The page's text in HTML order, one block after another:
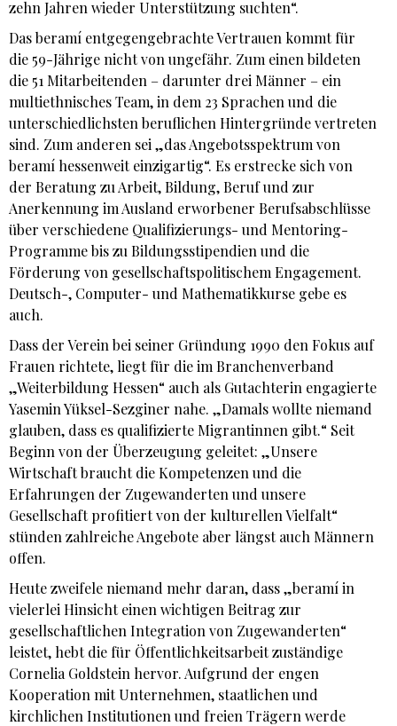
zehn Jahren wieder Unterstützung suchten“.
Das beramí entgegengebrachte Vertrauen kommt für
die 59-Jährige nicht von ungefähr. Zum einen bildeten
die 51 Mitarbeitenden – darunter drei Männer – ein
multiethnisches Team, in dem 23 Sprachen und die
unterschiedlichsten beruflichen Hintergründe vertreten
sind. Zum anderen sei „das Angebotsspektrum von
beramí hessenweit einzigartig“. Es erstrecke sich von
der Beratung zu Arbeit, Bildung, Beruf und zur
Anerkennung im Ausland erworbener Berufsabschlüsse
über verschiedene Qualifizierungs- und Mentoring-
Programme bis zu Bildungsstipendien und die
Förderung von gesellschaftspolitischem Engagement.
Deutsch-, Computer- und Mathematikkurse gebe es
auch.
Dass der Verein bei seiner Gründung 1990 den Fokus auf
Frauen richtete, liegt für die im Branchenverband
„Weiterbildung Hessen“ auch als Gutachterin engagierte
Yasemin Yüksel-Sezginer nahe. „Damals wollte niemand
glauben, dass es qualifizierte Migrantinnen gibt.“ Seit
Beginn von der Überzeugung geleitet: „Unsere
Wirtschaft braucht die Kompetenzen und die
Erfahrungen der Zugewanderten und unsere
Gesellschaft profitiert von der kulturellen Vielfalt“
stünden zahlreiche Angebote aber längst auch Männern
offen.
Heute zweifele niemand mehr daran, dass „beramí in
vielerlei Hinsicht einen wichtigen Beitrag zur
gesellschaftlichen Integration von Zugewanderten“
leistet, hebt die für Öffentlichkeitsarbeit zuständige
Cornelia Goldstein hervor. Aufgrund der engen
Kooperation mit Unternehmen, staatlichen und
kirchlichen Institutionen und freien Trägern werde